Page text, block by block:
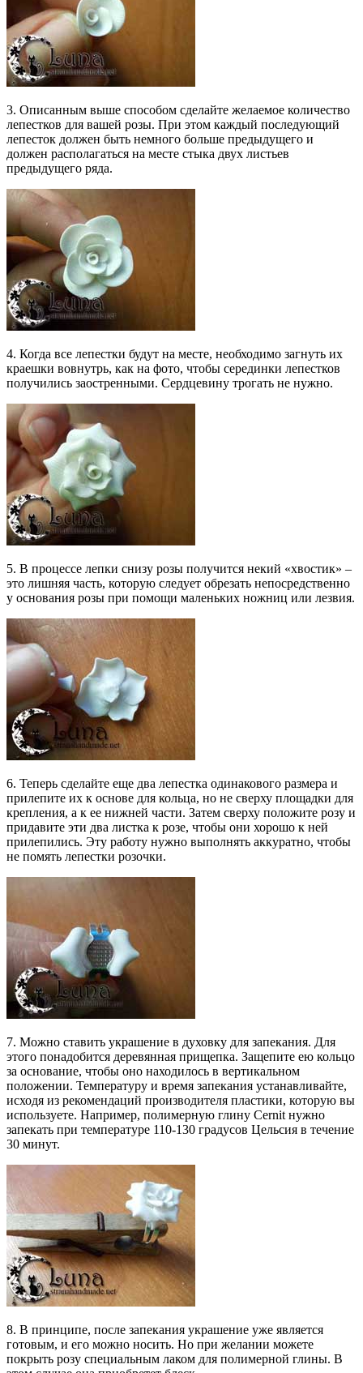
3. Описанным выше способом сделайте желаемое количество
лепестков для вашей розы. При этом каждый последующий
лепесток должен быть немного больше предыдущего и
должен располагаться на месте стыка двух листьев
предыдущего ряда.
4. Когда все лепестки будут на месте, необходимо загнуть их
краешки вовнутрь, как на фото, чтобы серединки лепестков
получились заостренными. Сердцевину трогать не нужно.
5. В процессе лепки снизу розы получится некий «хвостик» –
это лишняя часть, которую следует обрезать непосредственно
у основания розы при помощи маленьких ножниц или лезвия.
6. Теперь сделайте еще два лепестка одинакового размера и
прилепите их к основе для кольца, но не сверху площадки для
крепления, а к ее нижней части. Затем сверху положите розу и
придавите эти два листка к розе, чтобы они хорошо к ней
прилепились. Эту работу нужно выполнять аккуратно, чтобы
не помять лепестки розочки.
7. Можно ставить украшение в духовку для запекания. Для
этого понадобится деревянная прищепка. Защепите ею кольцо
за основание, чтобы оно находилось в вертикальном
положении. Температуру и время запекания устанавливайте,
исходя из рекомендаций производителя пластики, которую вы
используете. Например, полимерную глину Cernit нужно
запекать при температуре 110-130 градусов Цельсия в течение
30 минут.
8. В принципе, после запекания украшение уже является
готовым, и его можно носить. Но при желании можете
покрыть розу специальным лаком для полимерной глины. В